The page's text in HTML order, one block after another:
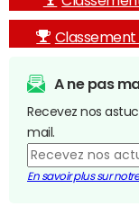
Classement
A ne pas
Recevez nos
mail.
En savoir plus sur